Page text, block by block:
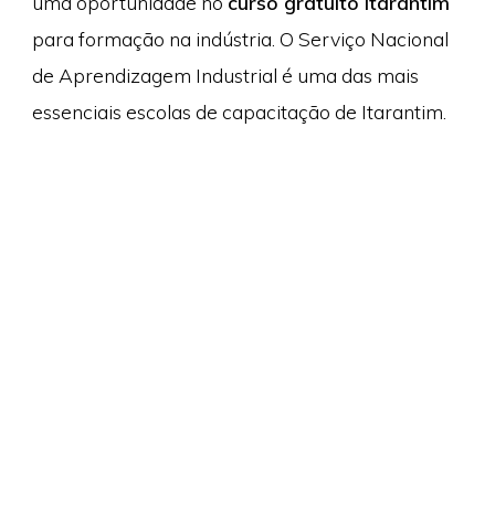
para formação na indústria. O Serviço Nacional
de Aprendizagem Industrial é uma das mais
essenciais escolas de capacitação de Itarantim.